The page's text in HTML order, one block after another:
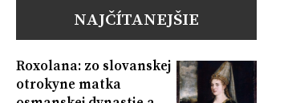
NAJČÍTANEJŠIE
Roxolana: zo slovanskej
otrokyne matka